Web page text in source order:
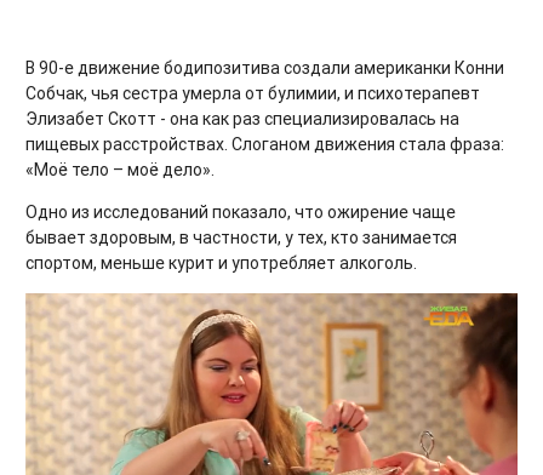
В 90-е движение бодипозитива создали американки Конни
Собчак, чья сестра умерла от булимии, и психотерапевт
Элизабет Скотт - она как раз специализировалась на
пищевых расстройствах. Слоганом движения стала фраза:
«Моё тело – моё дело».
Одно из исследований показало, что ожирение чаще
бывает здоровым, в частности, у тех, кто занимается
спортом, меньше курит и употребляет алкоголь.